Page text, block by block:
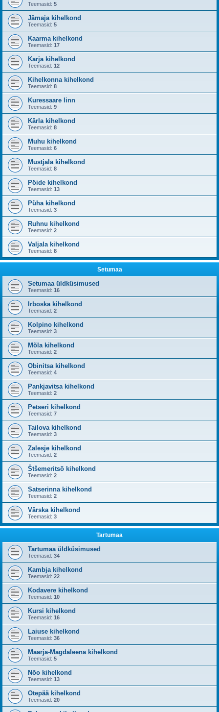
Teemasid: 5
Jämaja kihelkond
Teemasid: 5
Kaarma kihelkond
Teemasid: 17
Karja kihelkond
Teemasid: 12
Kihelkonna kihelkond
Teemasid: 8
Kuressaare linn
Teemasid: 9
Kärla kihelkond
Teemasid: 8
Muhu kihelkond
Teemasid: 6
Mustjala kihelkond
Teemasid: 8
Pöide kihelkond
Teemasid: 13
Püha kihelkond
Teemasid: 3
Ruhnu kihelkond
Teemasid: 2
Valjala kihelkond
Teemasid: 8
Setumaa
Setumaa üldküsimused
Teemasid: 16
Irboska kihelkond
Teemasid: 2
Kolpino kihelkond
Teemasid: 3
Mõla kihelkond
Teemasid: 2
Obinitsa kihelkond
Teemasid: 4
Pankjavitsa kihelkond
Teemasid: 2
Petseri kihelkond
Teemasid: 7
Tailova kihelkond
Teemasid: 3
Zalesje kihelkond
Teemasid: 2
Štšemeritsõ kihelkond
Teemasid: 2
Satserinna kihelkond
Teemasid: 2
Värska kihelkond
Teemasid: 3
Tartumaa
Tartumaa üldküsimused
Teemasid: 34
Kambja kihelkond
Teemasid: 22
Kodavere kihelkond
Teemasid: 10
Kursi kihelkond
Teemasid: 16
Laiuse kihelkond
Teemasid: 36
Maarja-Magdaleena kihelkond
Teemasid: 5
Nõo kihelkond
Teemasid: 13
Otepää kihelkond
Teemasid: 20